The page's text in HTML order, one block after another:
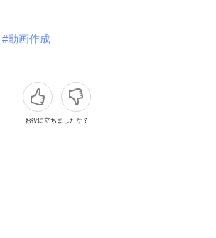
#動画作成
お役に立ちましたか？